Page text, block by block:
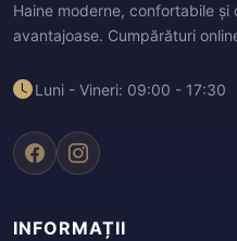
Haine moderne, confortabile
avantajoase. Cumpărături
Luni - Vineri: 09:00 - 17:30
INFORMAȚII